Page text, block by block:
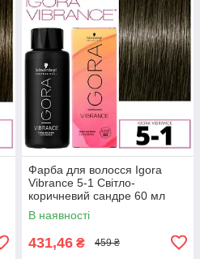
Фарба для волосся Igora
Vibrance 5-1 Світло-
коричневий сандре 60 мл
В наявності
431,46 ₴ 459 ₴